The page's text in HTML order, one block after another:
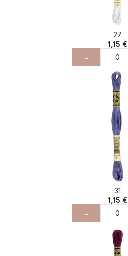
27
1,15 €
-
31
1,15 €
-